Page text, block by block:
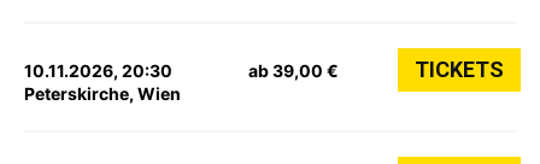
10.11.2026, 20:30
Peterskirche, Wien
ab 39,00 € TICKETS